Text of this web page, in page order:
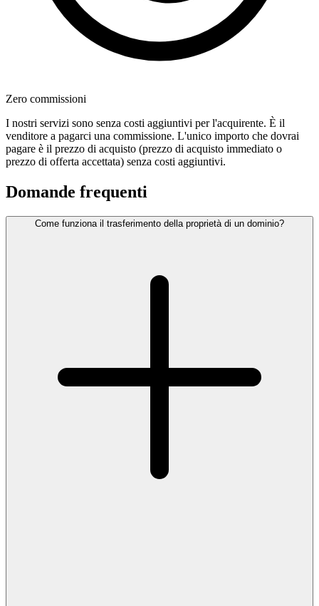
Zero commissioni
I nostri servizi sono senza costi aggiuntivi per l'acquirente. È il
venditore a pagarci una commissione. L'unico importo che dovrai
pagare è il prezzo di acquisto (prezzo di acquisto immediato o
prezzo di offerta accettata) senza costi aggiuntivi.
Domande frequenti
Come funziona il trasferimento della proprietà di un dominio?